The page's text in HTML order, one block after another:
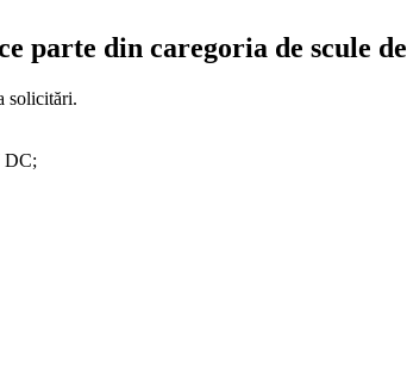
parte din caregoria de scule de
solicitări.
DC;